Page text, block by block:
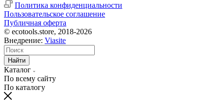
Политика конфиденциальности
Пользовательское соглашение
Публичная оферта
© ecotools.store, 2018-2026
Внедрение: Viasite
Найти
Каталог
По всему сайту
По каталогу